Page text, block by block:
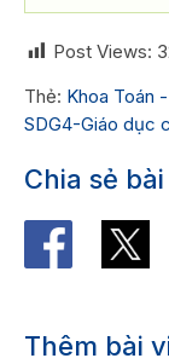
Post Views:
Thẻ: Khoa Toán
SDG4-Giáo dục
Chia sẻ
Thêm bài